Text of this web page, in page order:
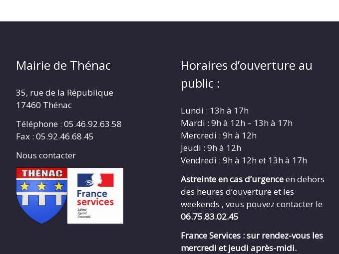
Mairie de Thénac
35, rue de la République
17460 Thénac
Téléphone : 05.46.92.63.58
Fax : 05.92.46.68.45
Nous contacter
Horaires d’ouverture au
public :
Lundi : 13h à 17h
Mardi : 9h à 12h – 13h à 17h
Mercredi : 9h à 12h
Jeudi : 9h à 12h
Vendredi : 9h à 12h et 13h à 17h
Astreinte en cas d’urgenceen dehors
des heures d’ouverture et les
weekends , vous pouvez contacter le
06.75.83.02.45
France Services : sur rendez-vous les
mercredi et jeudi après-midi.